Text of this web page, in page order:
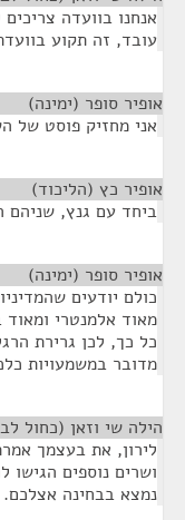
אנחנו בוועדה
עובד, זה תקוע
אופיר סופר (ימינה)
אני מחזיק פוסט של
אופיר כץ (הליכוד)
ביחד עם גנץ, שניהם
אופיר סופר (ימינה)
כולם יודעים
מאוד אלמנטרי
כל כך, לכן גרירת
מדובר במשמעויות
הילה שי וזאן (כחול
לירון, את בעצמך
ושרים נוספים
נמצא בבחינה אצלכם.